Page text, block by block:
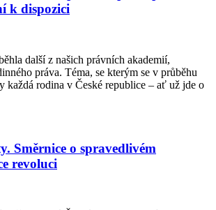
k dispozici
další z našich právních akademií,
práva. Téma, se kterým se v průběhu
každá rodina v České republice – ať už jde o
Směrnice o spravedlivém
revoluci